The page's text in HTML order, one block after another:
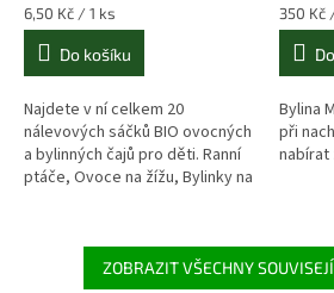
Měrná
cena:
6,50 Kč / 1 ks
Do košíku
Najdete v ní celkem 20
nálevových sáčků BIO ovocných
a bylinných čajů pro děti. Ranní
ptáče, Ovoce na žížu, Bylinky na
Měrná
cena:
350 Kč
Bylina
při
nabírat
ZOBRAZIT VŠECHNY